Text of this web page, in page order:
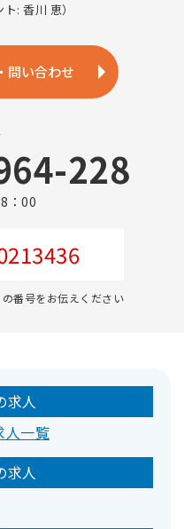
: 香川 恵）
問い合わせ
228
：00
番号をお伝えください
求人
人一覧
求人